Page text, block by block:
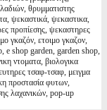
θρυμματιστης
ψεκαστικά, ψεκαστικα,
προπίεσης, ψεκαστηρες
γκαζόν, ετοιμο γκαζον,
e shop garden, garden shop,
ντοματα, βιολογικα
τσαφ-τσαφ, μειγμα
προστασία φυτων,
λαχανικών, pop-up